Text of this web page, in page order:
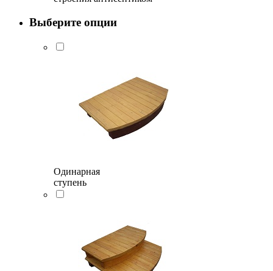
Выберите опции
Одинарная
ступень